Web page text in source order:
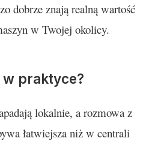
dobrze znają realną wartość
w Twojej okolicy.
praktyce?
lokalnie, a rozmowa z
łatwiejsza niż w centrali